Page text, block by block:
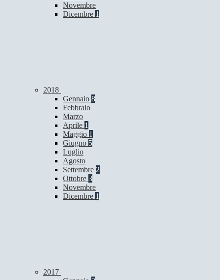
Novembre
Dicembre 1
2018
Gennaio 8
Febbraio
Marzo
Aprile 1
Maggio 1
Giugno 5
Luglio
Agosto
Settembre 2
Ottobre 3
Novembre
Dicembre 1
2017